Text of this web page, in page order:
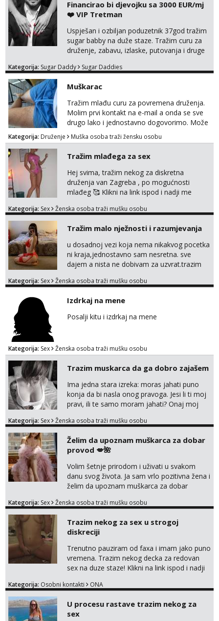
Tel:064/677-677- Kod: #108
tel:0,93€ - mob:1,12€ min
Anita
Čekam tvoj poziv!
Tel:064/677-677 - Kod: #87
tel:0,93€ - mob:1,12€ min
Anđela
Čekam tvoj poziv!
064/677-677- Kod: #142
tel:0,93€ - mob:1,12€ min
Mira
Čekam tvoj poziv!
064/677-677- Kod: #72
Liliana
Razgovaram :)
Tel:064/677-677- Kod: #69
Obavijesti me kada se oslobodi
Kristina
Razgovaram :)
Učiteljica iz predgrađa traži...
Tel:064/677-677- Kod: #160
Obavijesti me kada se oslobodi
Biljana
tel:0,93€ - mob:1,12€ min
Čekam tvoj poziv!
Tel:064/677-677 - Kod: #133
Čekam tvoj poziv!
Tel:064/677-677 - Kod: #106
tel:0,93€ - mob:1,12€ min
Vanesa
Čekam tvoj poziv!
Tel:064/677-677- Kod: #74
Žana
Tel:064/677-677 - Kod: #135
tel:0,93€ - mob:1,12€ min
Lili
Tel:064/677-677- Kod: #128
tel:0,93€ - mob:1,12€ min
Financirao bi djevojku sa 3000 EUR/mj
❤️ VIP Tretman
Uspješan i ozbiljan poduzetnik 37god tražim
sugar babby na duže staze. Tražim curu za
druženje, zabavu, izlaske, putovanja i druge
otvorena, komunikativna, zgodna i atraktivna
markodalic37@gmail.com
Kategorija: Sugar Daddy Sugar Daddies
Muškarac
Tražim mlađu curu za povremena druženja.
Molim prvi kontakt na e-mail a onda se sve
drugo lako i jednostavno dogovorimo. Može
sve u krugu od 100 km oko Zagreba
Kategorija: Druženje Muška osoba traži žensku osobu
Tražim mlađega za sex
Hej svima, tražim nekog za diskretna
druženja van Zagreba , po mogućnosti
mlađeg 🥰 Klikni na link ispod i nadji me
Kategorija: Sex Ženska osoba traži mušku osobu
Tražim malo nježnosti i razumjevanja
u dosadnoj vezi koja nema nikakvog pocetka
ni kraja,jednostavno sam nesretna. sve
dajem a nista ne dobivam za uzvrat.trazim
trazim puno samo malo njeznosti i
poljupce po tijelu koji me jako
pale,obozavam kad muskarac preuzme
kontrolu . javi se :) Klikni na link ispod i nadji
Kategorija: Sex Ženska osoba traži mušku osobu
Izdrkaj na mene
Posalji kitu i izdrkaj na mene
Kategorija: Sex Ženska osoba traži mušku osobu
Trazim muskarca da ga dobro zajašem
Ima jedna stara izreka: moras jahati puno
konja da bi nasla onog pravoga. Jesi li ti moj
pravi, ili te samo moram jahati? Onaj moj
na sexdater link i javi mi se tamo....
Kategorija: Sex Ženska osoba traži mušku osobu
Želim da upoznam muškarca za dobar
provod 💋🌺
Volim šetnje prirodom i uživati u svakom
danu svog života. Ja sam vrlo pozitivna žena i
želim da upoznam muškarca za dobar
na link ispod i nadji me tamo, cekam te!
Kategorija: Sex Ženska osoba traži mušku osobu
Trazim nekog za sex u strogoj
diskreciji
Trenutno pauziram od faxa i imam jako puno
vremena. Trazim nekog decka za redovan
sex na duze staze! Klikni na link ispod i nadji
Kategorija: Osobni kontakti ONA
U procesu rastave trazim nekog za
sex